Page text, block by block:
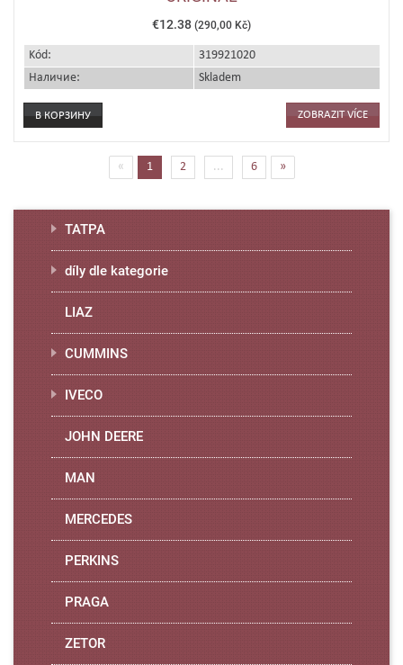
€12.38 (290,00 Kč)
Kód:
319921020
Наличие:
Skladem
ZOBRAZIT VÍCE
« 1(current)
2 ... 6 »
TATPA
díly dle kategorie
LIAZ
CUMMINS
IVECO
JOHN DEERE
MAN
MERCEDES
PERKINS
PRAGA
ZETOR